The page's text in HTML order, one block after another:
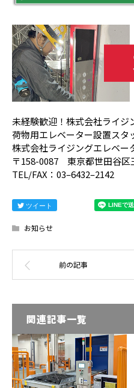
未経験歓迎！株式会社ライ
荷物用エレベーター設置スタ
株式会社ライジングエレベー
〒158-0087 東京都世田谷区
TEL/FAX：03–6432–2142
ツイート
お知らせ
関連記事一覧